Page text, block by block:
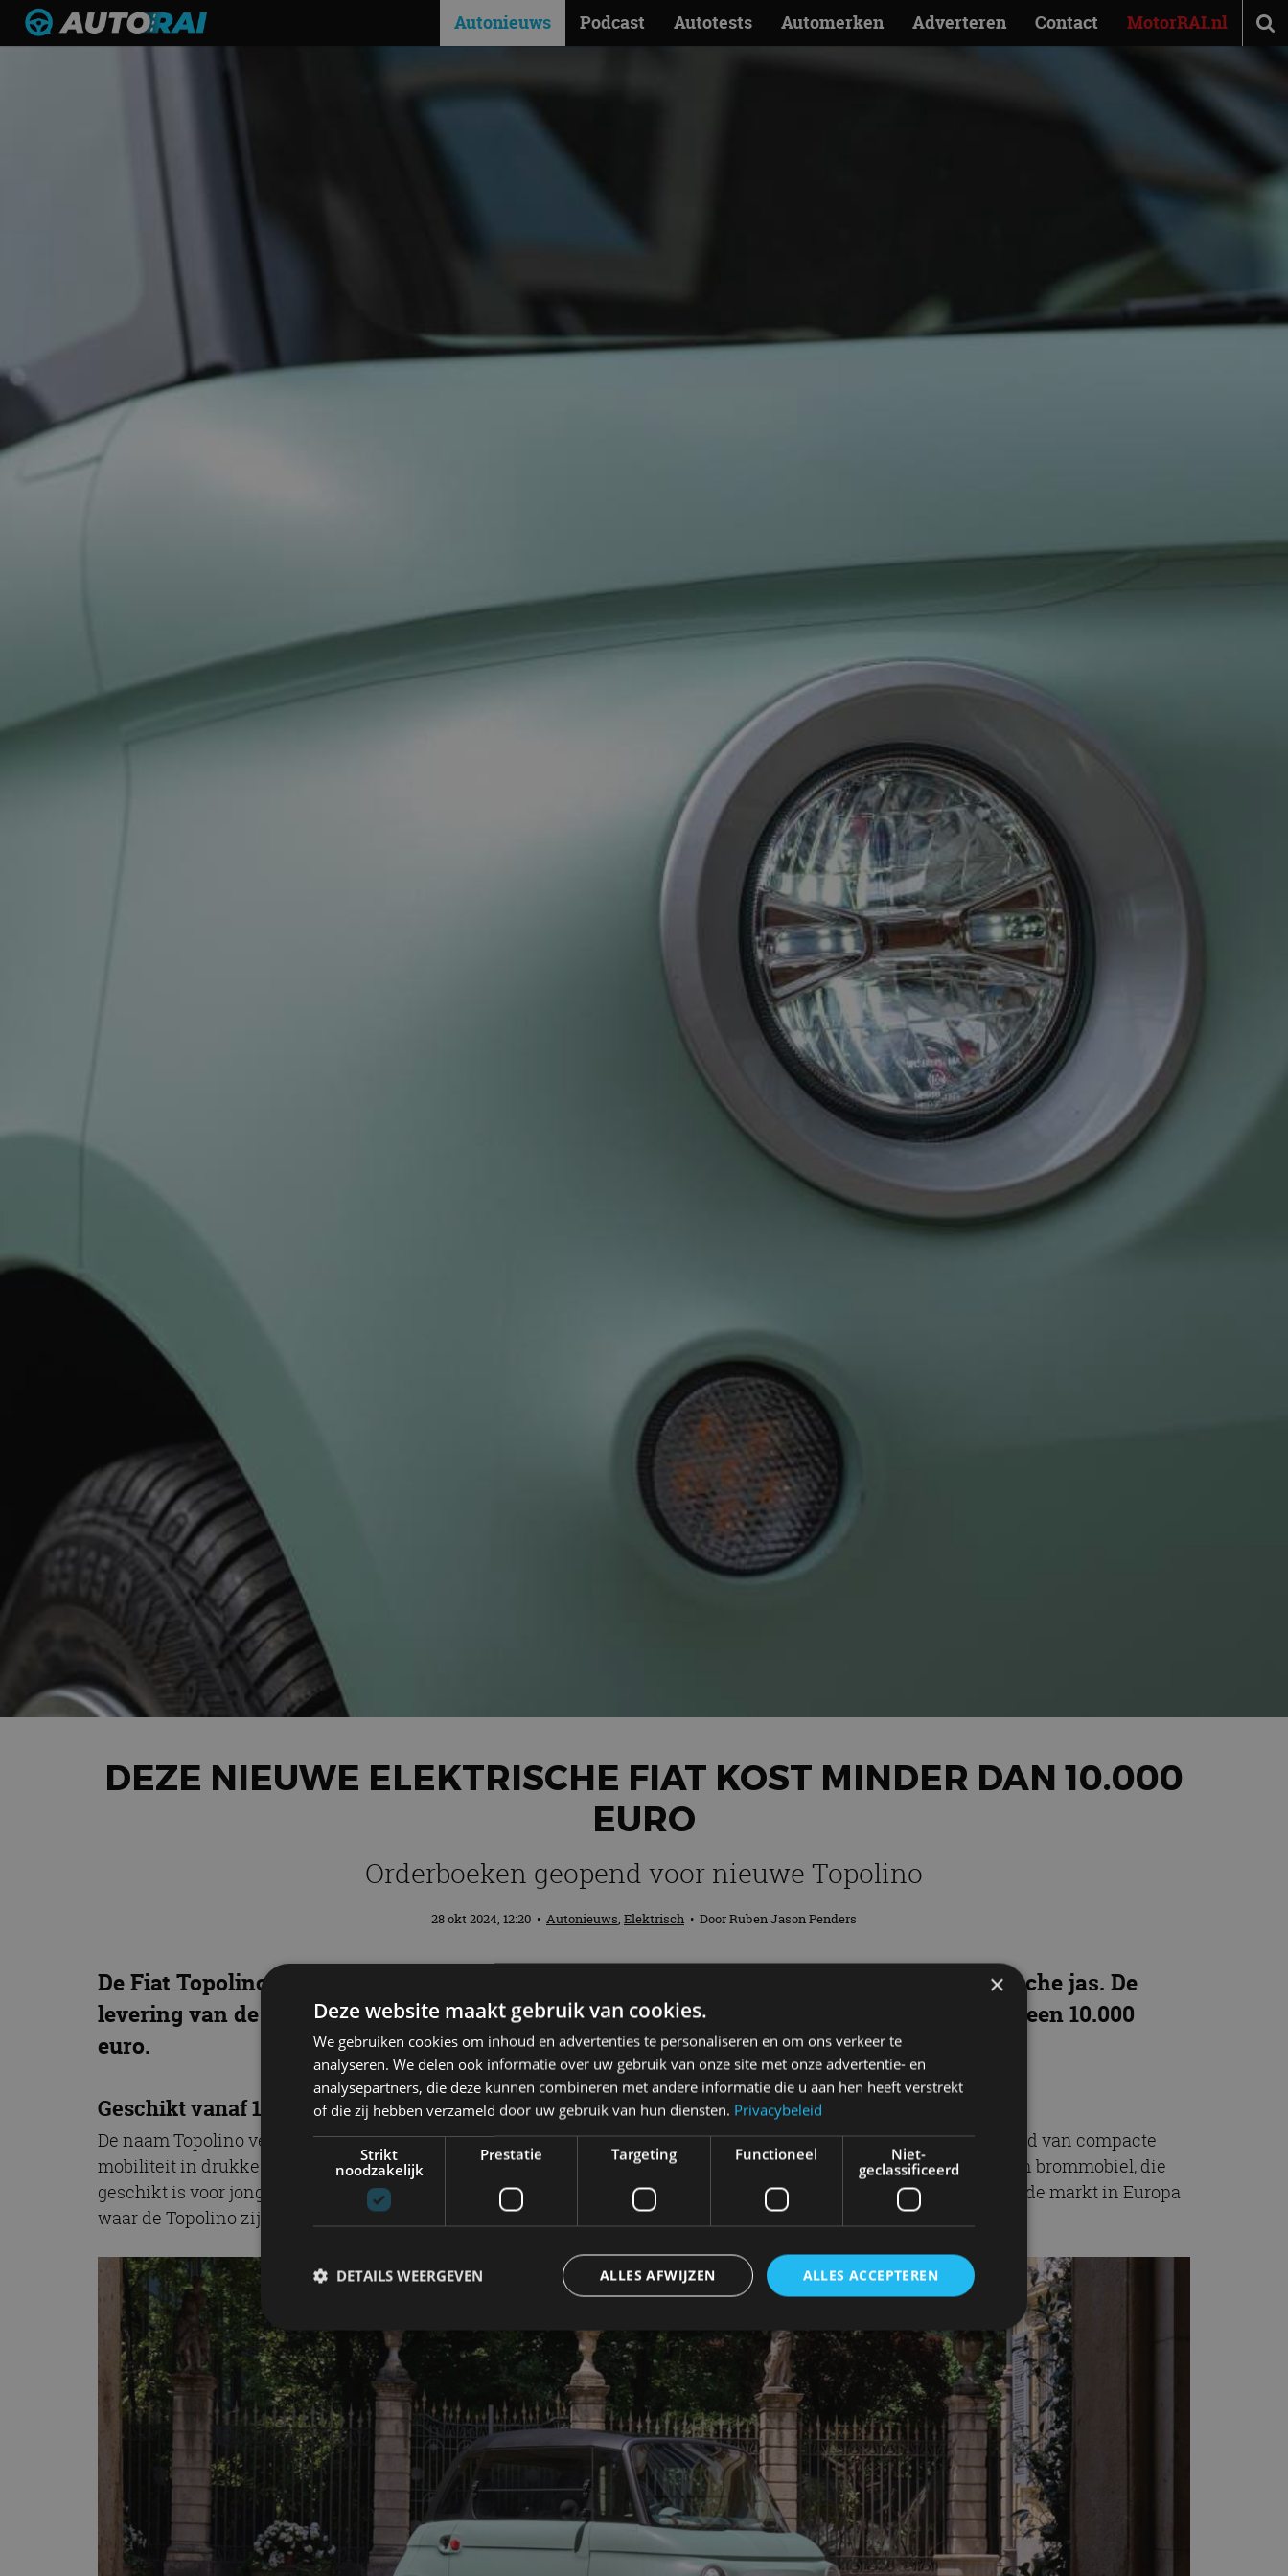
Autonieuws Podcast Autotests Automerken Adverteren Contact MotorRAI.nl
DEZE NIEUWE ELEKTRISCHE FIAT KOST MINDER DAN 10.000
EURO
Orderboeken geopend voor nieuwe Topolino
28 okt 2024, 12:20 • Autonieuws, Elektrisch • DoorRuben Jason Penders
De Fiat Topolino is terug van weggeweest, maar dit keer in een compleet nieuwe, elektrische jas. De
levering van de uiterst compacte Italiaan start in januari 2025 en met een prijs van net geen 10.000
euro.
Geschikt vanaf 16 jaar
De naam Topolino verwijst naar een iconische Fiat uit vervlogen tijden. Destijds pionierde de Topolino op het gebied van compacte
mobiliteit in drukke steden. Nu is hij terug als moderne elektrische stadsauto, al is het officieel geen auto. Het is een brommobiel, die
geschikt is voor jongeren vanaf 16 jaar met een bromfietsrijbewijs (AM) of een autorijbewijs (B). Nederland is de vijfde markt in Europa
waar de Topolino zijn debuut maakt, na Italië, Frankrijk, Duitsland en Spanje.
×
Deze website maakt gebruik van cookies.
We gebruiken cookies om inhoud en advertenties te personaliseren en om ons verkeer te
analyseren. We delen ook informatie over uw gebruik van onze site met onze advertentie- en
analysepartners, die deze kunnen combineren met andere informatie die u aan hen heeft verstrekt
of die zij hebben verzameld door uw gebruik van hun diensten. Privacybeleid
Strikt
noodzakelijk
Prestatie Targeting Functioneel
Niet-
geclassificeerd
ALLES ACCEPTEREN
ALLES AFWIJZEN
DETAILS WEERGEVEN
Strikt noodzakelijk Prestatie Targeting Functioneel Niet-geclassificeerd
Strikt noodzakelijke cookies maken de kernfunctionaliteiten van de website mogelijk, zoals gebruikersaanmelding en
accountbeheer. De website kan niet goed worden gebruikt zonder de strikt noodzakelijke cookies.
Naam
Aanbieder/
Domein
Omschrijving
cf_clearance
Cloudflare,
.autorai.nl
1 jaar
Deze cookie wordt gebruikt door de CloudFlare-service om
vertrouwd webverkeer te identificeren en alle
beveiligingsbeperkingen op basis van het IP-adres van de bezoeker
te omzeilen. Het is essentieel voor het ondersteunen van de
veiligheid van een website functies en in het bieden van
bescherming tegen kwaadaardige bezoekers.